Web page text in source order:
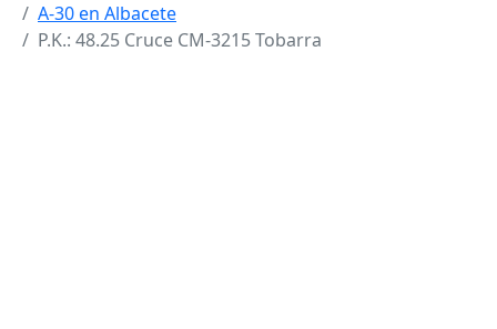
A-30 en Albacete
P.K.: 48.25 Cruce CM-3215 Tobarra